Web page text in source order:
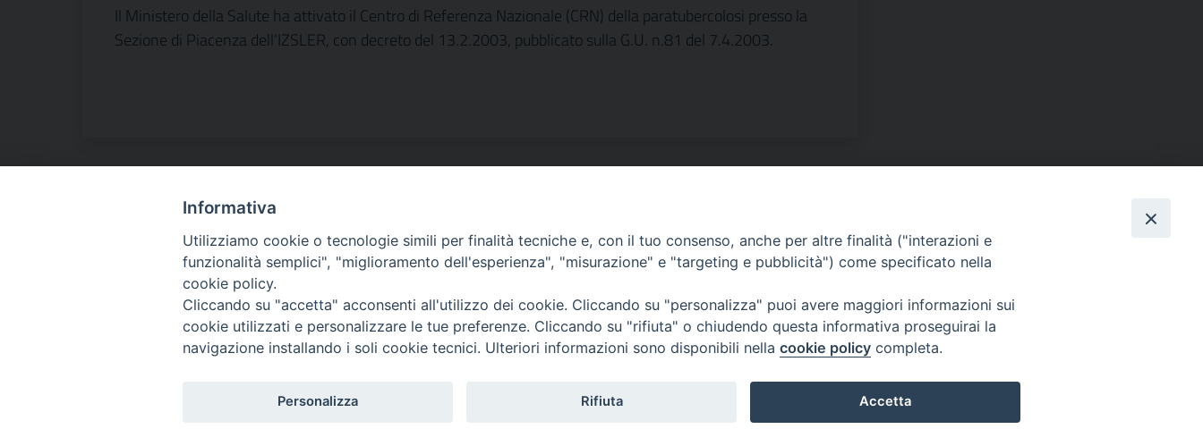
Il Ministero della Salute ha attivato il Centro di Referenza Nazionale (CRN) della paratubercolosi presso la
Sezione di Piacenza dell’IZSLER, con decreto del 13.2.2003, pubblicato sulla G.U. n.81 del 7.4.2003.
Istituto Zooprofilattico Sperimentale della Lombardia e dell'Emilia Romagna "Bruno Ubertini"
Via Bianchi, 9 - 25124 Brescia
Tel.03022901 - Fax 0302425251
Email: info@izsler.it - Email PEC: protocollogenerale@cert.izsler.it
Informativa
Utilizziamo cookie o tecnologie simili per finalità tecniche e, con il tuo consenso, anche per altre finalità ("interazioni e
funzionalità semplici", "miglioramento dell'esperienza", "misurazione" e "targeting e pubblicità") come specificato nella
cookie policy.
Cliccando su "accetta" acconsenti all'utilizzo dei cookie. Cliccando su "personalizza" puoi avere maggiori informazioni sui
cookie utilizzati e personalizzare le tue preferenze. Cliccando su "rifiuta" o chiudendo questa informativa proseguirai la
navigazione installando i soli cookie tecnici. Ulteriori informazioni sono disponibili nella cookie policy completa.
Personalizza Rifiuta Accetta